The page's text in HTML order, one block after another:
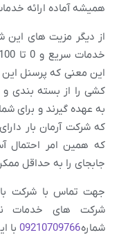
همیشه آماده ارائه
از دیگر مزیت های این
این معنی که پرسنل این
کشی را از بسته بندی و
به عهده گیرند و برای
که شرکت آرمان بار
که همین امر احتمال
جابجای را به حداقل
جهت تماس با شرکت
شرکت های خدمات
شماره09210709766 با